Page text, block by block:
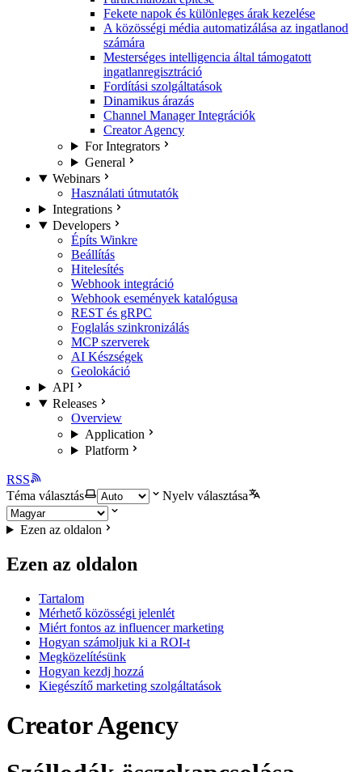
Fekete napok és különleges árak kezelése
A közösségi média automatizálása az ingatlanod
számára
Mesterséges intelligencia által támogatott
ingatlanregisztráció
Fordítási szolgáltatások
Dinamikus árazás
Channel Manager Integrációk
Creator Agency
For Integrators
General
Webinars
Használati útmutatók
Integrations
Developers
Építs Winkre
Beállítás
Hitelesítés
Webhook integráció
Webhook események katalógusa
REST és gRPC
Foglalás szinkronizálás
MCP szerverek
AI Készségek
Geolokáció
API
Releases
Overview
Application
Platform
RSS
Téma választás
Nyelv választása
Ezen az oldalon
Ezen az oldalon
Tartalom
Mérhető közösségi jelenlét
Miért fontos az influencer marketing
Hogyan számoljuk ki a ROI-t
Megközelítésünk
Hogyan kezdj hozzá
Kiegészítő marketing szolgáltatások
Creator Agency